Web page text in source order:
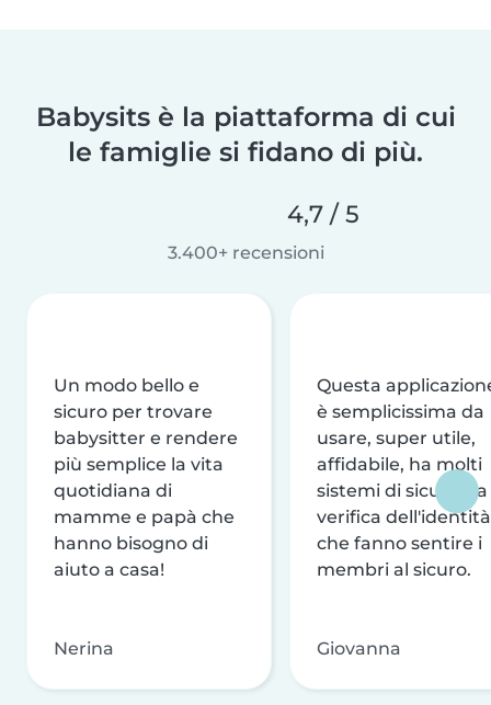
Babysits è la piattaforma di cui
le famiglie si fidano di più.
4,7 / 5
3.400+ recensioni
Un modo bello e
sicuro per trovare
babysitter e rendere
più semplice la vita
quotidiana di
mamme e papà che
hanno bisogno di
aiuto a casa!
Nerina
Questa
è semplicissima da
usare, super utile,
affidabile, ha molti
sistemi di sicurezza
verifica dell'identità
che fanno sentire i
membri al sicuro.
Giovanna